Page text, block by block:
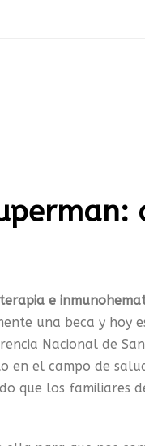
e
una beca y hoy
Nacional de
el campo de
que los familiares